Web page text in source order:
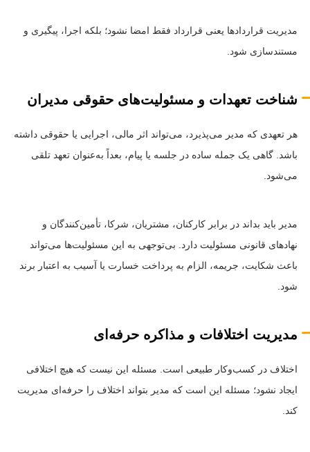
مدیریت قراردادها یعنی قرارداد فقط امضا نشود؛ بلکه اجرا، پیگیری و
مستندسازی شود.
شناخت تعهدات و مسئولیت‌های حقوقی مدیران
هر تعهدی که مدیر می‌پذیرد، می‌تواند اثر مالی، اجرایی یا حقوقی داشته
باشد. گاهی یک جمله ساده در جلسه یا پیام، بعداً به‌عنوان تعهد تلقی
می‌شود.
مدیر باید بداند در برابر کارکنان، مشتریان، شرکا، تأمین‌کنندگان و
نهادهای قانونی مسئولیت دارد. بی‌توجهی به این مسئولیت‌ها می‌تواند
باعث شکایت، جریمه، الزام به پرداخت خسارت یا آسیب به اعتبار برند
شود.
مدیریت اختلافات و مذاکره حرفه‌ای
اختلاف در کسب‌وکار طبیعی است. مسئله این نیست که هیچ اختلافی
ایجاد نشود؛ مسئله این است که مدیر بتواند اختلاف را حرفه‌ای مدیریت
کند.